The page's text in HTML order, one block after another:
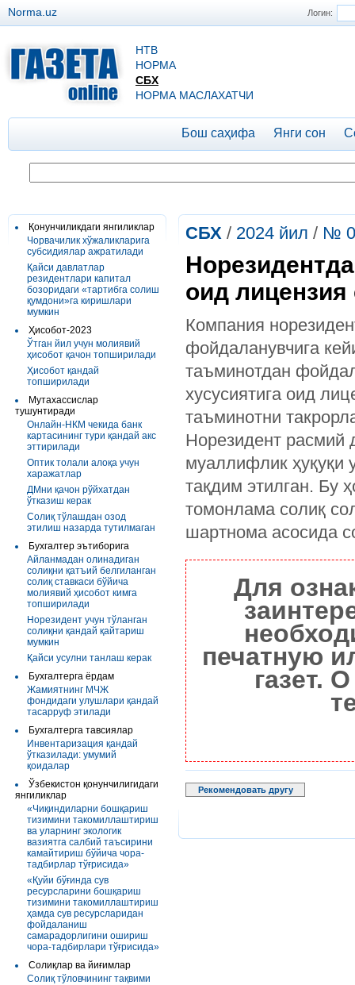
Логин:
Norma.uz
НТВ
НОРМА
СБХ
НОРМА МАСЛАХАТЧИ
Бош саҳифа Янги сон
Қонунчиликдаги янгиликлар
Чорвачилик хўжаликларига
субсидиялар ажратилади
Қайси давлатлар
резидентлари капитал
бозоридаги «тартибга солиш
қумдони»га киришлари
мумкин
Ҳисобот-2023
Ўтган йил учун молиявий
ҳисобот қачон топширилади
Ҳисобот қандай
топширилади
Мутахассислар
тушунтиради
Онлайн-НКМ чекида банк
картасининг тури қандай акс
эттирилади
Оптик толали алоқа учун
харажатлар
ДМни қачон рўйхатдан
ўтказиш керак
Солиқ тўлашдан озод
этилиш назарда тутилмаган
Бухгалтер эътиборига
Айланмадан олинадиган
солиқни қатъий белгиланган
солиқ ставкаси бўйича
молиявий ҳисобот кимга
топширилади
Норезидент учун тўланган
солиқни қандай қайтариш
мумкин
Қайси усулни танлаш керак
Бухгалтерга ёрдам
Жамиятнинг МЧЖ
фондидаги улушлари қандай
тасарруф этилади
Бухгалтерга тавсиялар
Инвентаризация қандай
ўтказилади: умумий
қоидалар
Ўзбекистон қонунчилигидаги
янгиликлар
«Чиқиндиларни бошқариш
тизимини такомиллаштириш
ва уларнинг экологик
вазиятга салбий таъсирини
камайтириш бўйича чора-
тадбирлар тўғрисида»
«Қуйи бўғинда сув
ресурсларини бошқариш
тизимини такомиллаштириш
ҳамда сув ресурсларидан
фойдаланиш
самарадорлигини ошириш
чора-тадбирлари тўғрисида»
Солиқлар ва йиғимлар
Солиқ тўловчининг тақвими
СБХ / 2024 йил / №
оид
Компания
фойдаланувчига
таъминотдан
хусусиятига оид
таъминотни
Норезидент расмий
муаллифлик ҳуқуқи
тақдим этилган. Бу
томонлама солиқ
шартнома асосида
Для
печатную
газет.
Рекомендовать другу